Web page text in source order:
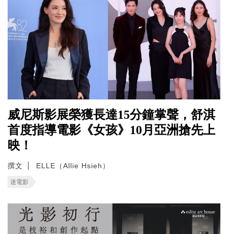
威尼斯影展榮獲長達15分鐘掌聲，舒淇
首度指導電影《女孩》10月亞洲搶先上
映！
撰文 ELLE（Allie Hsieh）
迷電影